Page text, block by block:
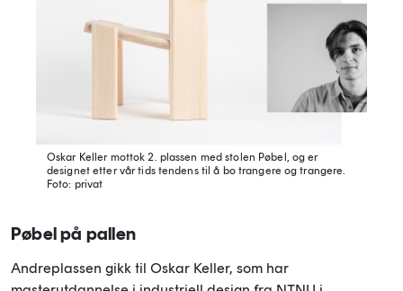
Oskar Keller mottok 2. plassen med stolen Pøbel, og er
designet etter vår tids tendens til å bo trangere og trangere.
Foto: privat
Pøbel på pallen
Andreplassen gikk til Oskar Keller, som har